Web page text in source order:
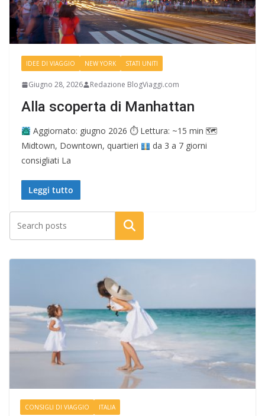
IDEE DI VIAGGIO NEW YORK STATI UNITI
Giugno 28, 2026 Redazione BlogViaggi.com
Alla scoperta di Manhattan
Aggiornato: giugno 2026 ⏱ Lettura: ~15 min 🗺
Midtown, Downtown, quartieri
da 3 a 7 giorni
consigliati La
Leggi tutto
Cerca
CONSIGLI DI VIAGGIO ITALIA